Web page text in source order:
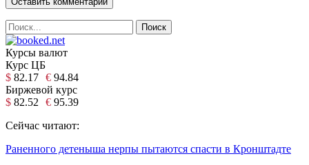
Курсы валют
Курс ЦБ
$ 82.17 € 94.84
Биржевой курс
$ 82.52 € 95.39
Сейчас читают:
Раненного детеныша нерпы пытаются спасти в Кронштадте